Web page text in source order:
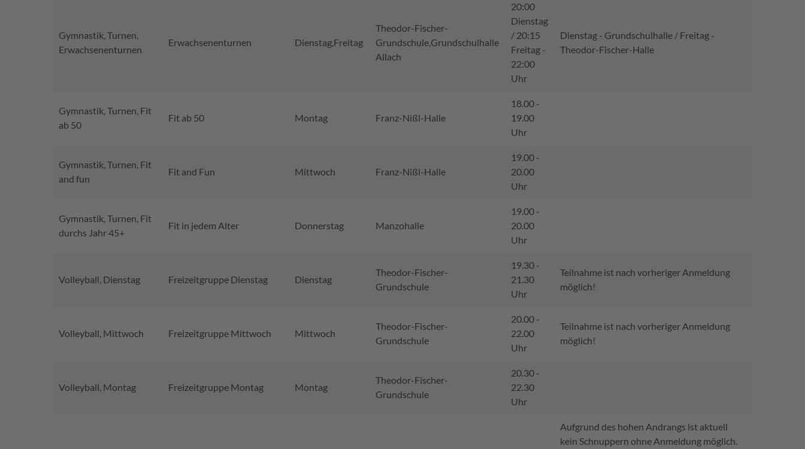
Gymnastik, Turnen,
Erwachsenenturnen
Erwachsenenturnen Dienstag,Freitag
Theodor-Fischer-
Grundschule,Grundschulhalle
Allach
20:00
Dienstag
/ 20:15
Freitag -
22:00
Uhr
Dienstag - Grundschulhalle / Freitag -
Theodor-Fischer-Halle
Gymnastik, Turnen, Fit
ab 50
Fit ab 50 Montag Franz-Nißl-Halle
18.00 -
19.00
Uhr
Gymnastik, Turnen, Fit
and fun
Fit and Fun Mittwoch Franz-Nißl-Halle
19.00 -
20.00
Uhr
Gymnastik, Turnen, Fit
durchs Jahr 45+
Fit in jedem Alter Donnerstag Manzohalle
19.00 -
20.00
Uhr
Volleyball, Dienstag Freizeitgruppe Dienstag Dienstag
Theodor-Fischer-
Grundschule
19.30 -
21.30
Uhr
Teilnahme ist nach vorheriger Anmeldung
möglich!
Volleyball, Mittwoch Freizeitgruppe Mittwoch Mittwoch
Theodor-Fischer-
Grundschule
20.00 -
22.00
Uhr
Teilnahme ist nach vorheriger Anmeldung
möglich!
Volleyball, Montag Freizeitgruppe Montag Montag
Theodor-Fischer-
Grundschule
20.30 -
22.30
Uhr
Aufgrund des hohen Andrangs ist aktuell
kein Schnuppern ohne Anmeldung möglich.